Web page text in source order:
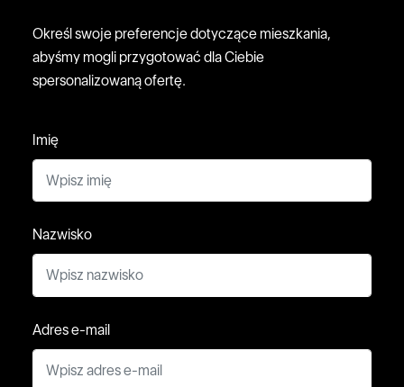
Określ swoje preferencje dotyczące mieszkania,
abyśmy mogli przygotować dla Ciebie
spersonalizowaną ofertę.
Imię
Nazwisko
Adres e-mail